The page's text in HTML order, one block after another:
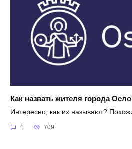
Как назвать жителя города
Интересно, как их называют?
1 709